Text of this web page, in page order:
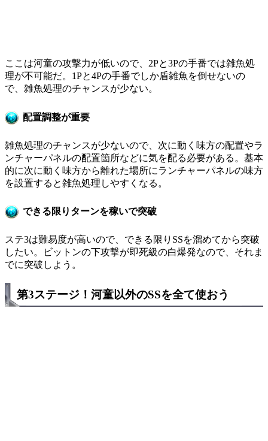
ここは河童の攻撃力が低いので、2Pと3Pの手番では雑魚処
理が不可能だ。1Pと4Pの手番でしか盾雑魚を倒せないの
で、雑魚処理のチャンスが少ない。
配置調整が重要
雑魚処理のチャンスが少ないので、次に動く味方の配置やラ
ンチャーパネルの配置箇所などに気を配る必要がある。基本
的に次に動く味方から離れた場所にランチャーパネルの味方
を設置すると雑魚処理しやすくなる。
できる限りターンを稼いで突破
ステ3は難易度が高いので、できる限りSSを溜めてから突破
したい。ビットンの下攻撃が即死級の白爆発なので、それま
でに突破しよう。
第3ステージ！河童以外のSSを全て使おう